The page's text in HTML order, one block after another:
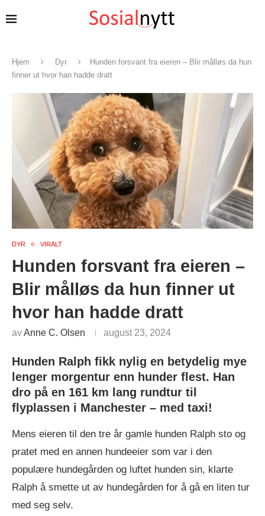
Hjem Dyr
Hunden forsvant fra eieren – Blir målløs da hun
finner ut hvor han hadde dratt
DYR VIRALT
Hunden forsvant fra eieren –
Blir målløs da hun finner ut
hvor han hadde dratt
avAnne C. Olsen august 23, 2024
Hunden Ralph fikk nylig en betydelig mye
lenger morgentur enn hunder flest. Han
dro på en 161 km lang rundtur til
flyplassen i Manchester – med taxi!
Mens eieren til den tre år gamle hunden Ralph sto og
pratet med en annen hundeeier som var i den
populære hundegården og luftet hunden sin, klarte
Ralph å smette ut av hundegården for å gå en liten tur
med seg selv.